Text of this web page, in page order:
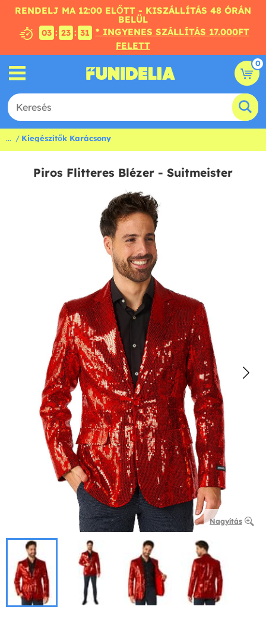
RENDELJ MA 12:00 ELŐTT - KISZÁLLÍTÁS 48 ÓRÁN
BELÜL
03 : 23 : 30
* INGYENES SZÁLLÍTÁS 17.000FT
FELETT
0
... Kiegészítők Karácsony
Piros Flitteres Blézer - Suitmeister
Nagyítás